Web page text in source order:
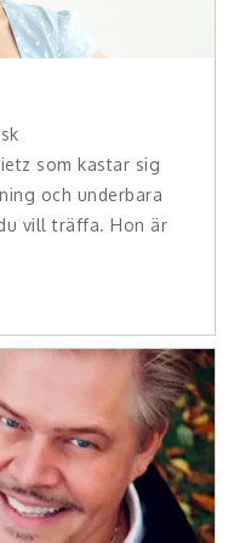
som kastar sig
och underbara
vill träffa. Hon är